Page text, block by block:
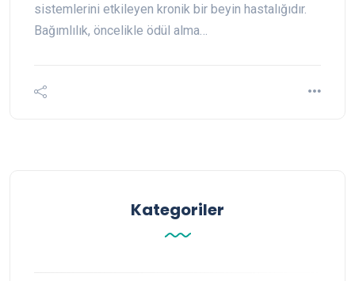
sistemlerini etkileyen kronik bir beyin hastalığıdır.
Bağımlılık, öncelikle ödül alma…
Kategoriler